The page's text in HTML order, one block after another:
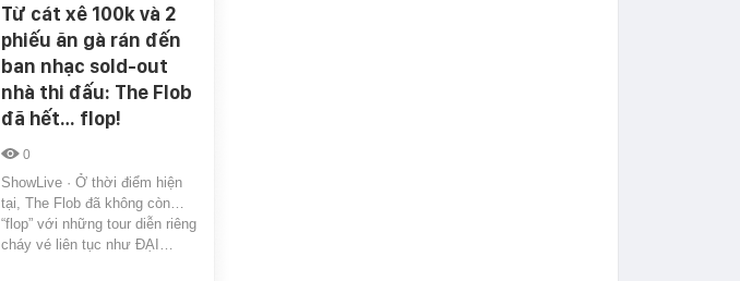
Từ cát xê 100k và 2
phiếu ăn gà rán đến
ban nhạc sold-out
nhà thi đấu: The Flob
đã hết… flop!
0
ShowLive · Ở thời điểm hiện
tại, The Flob đã không còn…
“flop” với những tour diễn riêng
cháy vé liên tục như ĐẠI…